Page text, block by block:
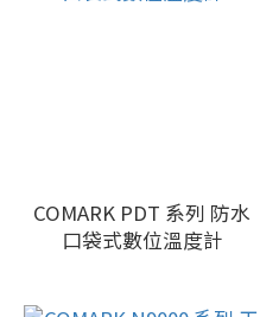
COMARK PDT 系列 防水
口袋式數位溫度計